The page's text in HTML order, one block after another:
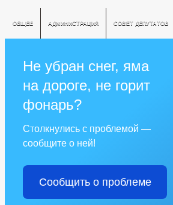
ОБЩЕЕ АДМИНИСТРАЦИЯ СОВЕТ ДЕПУТАТОВ
Не убран снег, яма
на дороге, не горит
фонарь?
Столкнулись с проблемой —
сообщите о ней!
Сообщить о проблеме